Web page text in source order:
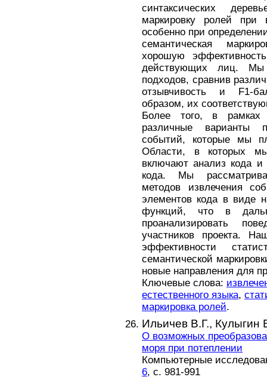
синтаксических
маркировку ролей
особенно при
семантическая
хорошую
действующих лиц. Мы
подходов, сравнив
отзывчивость и F1-
образом, их
Более того, в
различные варианты
событий, которые мы
Области, в которых
включают анализ кода и
кода. Мы
методов извлечения
элементов кода в виде
функций, что в
проанализировать
участников проекта.
эффективности
семантической
новые направления для
Ключевые слова:
естественного языка,
маркировка ролей.
Ильичев В.Г., Кулыгин
О возможных
моря при потеплении
Компьютерные
6, с. 981-991